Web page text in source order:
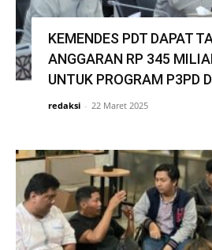
KEMENDES PDT DAPAT
ANGGARAN RP 345
UNTUK PROGRAM P3PD
redaksi - 22 Maret 2025